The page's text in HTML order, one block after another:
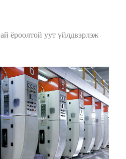
ёроолтой уут үйлдвэрлэж